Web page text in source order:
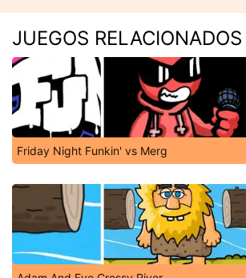
JUEGOS RELACIONADOS
Friday Night Funkin' vs Merg